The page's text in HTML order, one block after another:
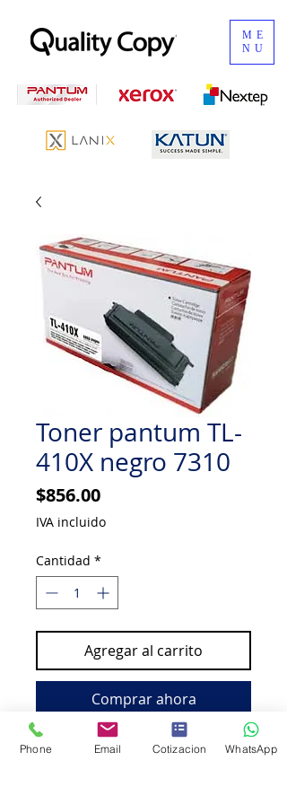
ME
NU
Toner pantum TL-
410X negro 7310
$856.00Precio
IVA incluido
Cantidad *
Agregar al carrito
Comprar ahora
Toner pantum TL-410X negro,
Phone Email Cotizacion WhatsApp